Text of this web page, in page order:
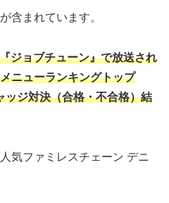
含まれています。
『ジョブチューン』で放送され
ニューランキングトップ
ッジ対決（合格・不合格）結
気ファミレスチェーン デニ